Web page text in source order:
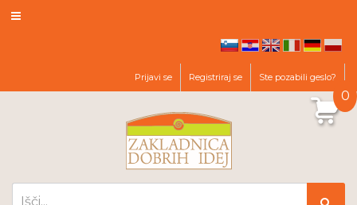
de pl
Prijavi se Registriraj se Ste pozabili geslo?
0